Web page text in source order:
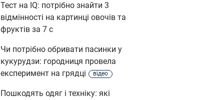
Тест на IQ: потрібно знайти 3
відмінності на картинці овочів та
фруктів за 7 с
Чи потрібно обривати пасинки у
кукурудзи: городниця провела
експеримент на грядці
відео
Пошкодять одяг і техніку: які